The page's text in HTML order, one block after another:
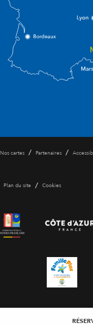
Nos cartes / Partenaires /
Plan du site / Cookies